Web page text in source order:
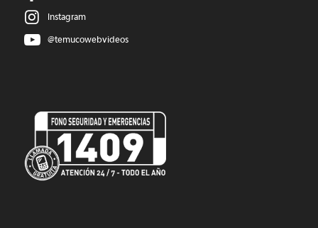
Instagram
@temucowebvideos